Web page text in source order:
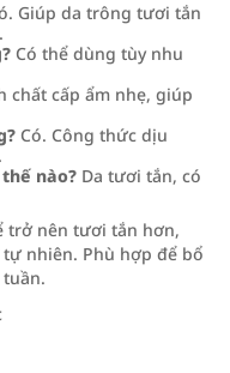
Giúp da trông tươi tắn
Có thể dùng tùy nhu
chất cấp ẩm nhẹ, giúp
Có. Công thức dịu
nào? Da tươi tắn, có
trở nên tươi tắn hơn,
nhiên. Phù hợp để bổ